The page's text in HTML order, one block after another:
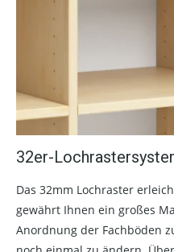
32er-
Das 32mm Lochraster
gewährt Ihnen ein großes
Anordnung der Fachböden